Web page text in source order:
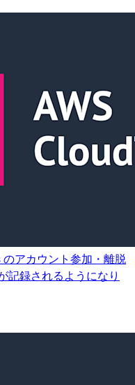
アカウント参加・離脱
記録されるようになり